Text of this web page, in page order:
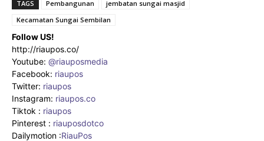
TAGS Pembangunan
jembatan sungai masjid
Kecamatan Sungai Sembilan
Follow US!
http://riaupos.co/
Youtube: @riauposmedia
Facebook: riaupos
Twitter: riaupos
Instagram: riaupos.co
Tiktok : riaupos
Pinterest : riauposdotco
Dailymotion :RiauPos